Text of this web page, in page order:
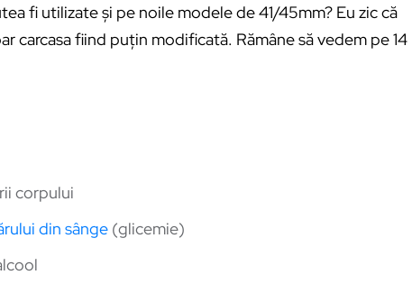
fi utilizate și pe noile modele de 41/45mm? Eu zic că
carcasa fiind puțin modificată. Rămâne să vedem pe 14
corpului
din sânge (glicemie)